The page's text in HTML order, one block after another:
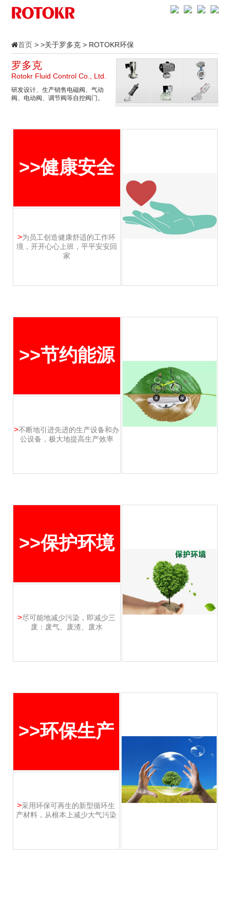
首页 > >关于罗多克 > ROTOKR环保
罗多克
Rotokr Fluid Control Co., Ltd.
研发设计、生产销售电磁阀、气动
阀、电动阀、调节阀等自控阀门。
>>健康安全
>为员工创造健康舒适的工作环
境，开开心心上班，平平安安回
家
>>节约能源
>不断地引进先进的生产设备和办
公设备，极大地提高生产效率
>>保护环境
>尽可能地减少污染，即减少三
废：废气、废渣、废水
>>环保生产
>采用环保可再生的新型循环生
产材料，从根本上减少大气污染